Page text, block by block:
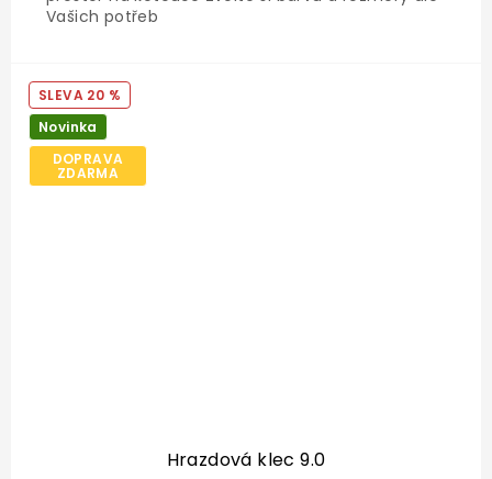
Vašich potřeb
20 %
Novinka
DOPRAVA
ZDARMA
Hrazdová klec 9.0